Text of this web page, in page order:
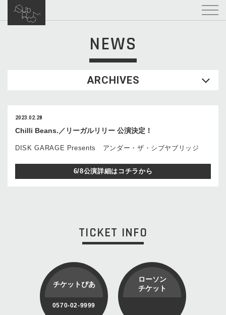
NEWS
ARCHIVES
2023.02.28
Chilli Beans.／リーガルリリー 公演決定！
DISK GARAGE Presents アンダー・ザ・シブヤブリッジ
6/8公演詳細はコチラから
TICKET INFO
チケットぴあ
0570-02-9999
ローソン
チケット